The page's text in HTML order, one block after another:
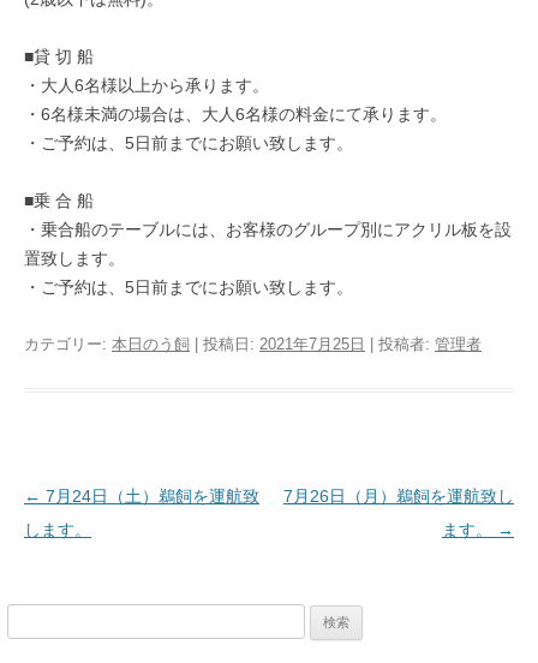
■貸 切 船
・大人6名様以上から承ります。
・6名様未満の場合は、大人6名様の料金にて承ります。
・ご予約は、5日前までにお願い致します。
■乗 合 船
・乗合船のテーブルには、お客様のグループ別にアクリル板を設
置致します。
・ご予約は、5日前までにお願い致します。
カテゴリー: 本日のう飼 | 投稿日: 2021年7月25日 投稿者: 管理者
投稿ナビゲーション
← 7月24日（土）鵜飼を運航致
します。
7月26日（月）鵜飼を運航致し
ます。
→